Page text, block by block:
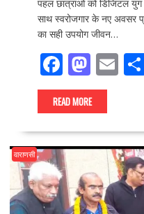
पहल छात्राओं को डिजिटल युग
साथ स्वरोजगार के नए अवसर
का सही उपयोग जीवन…
F
ac
e
b
o
o
k
M
as
to
d
o
n
E
l
READ MORE
वाराणसी